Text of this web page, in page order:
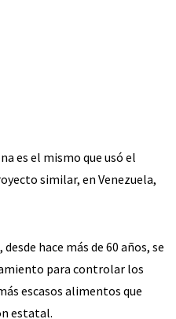
es el mismo que usó el
similar, en Venezuela,
hace más de 60 años, se
para controlar los
escasos alimentos que
estatal.